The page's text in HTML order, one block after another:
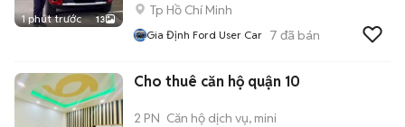
1 phút trước 13
Tp Hồ Chí Minh
Gia Định Ford User Car 7 đã bán
Cho thuê căn hộ quận 10
2 PN Căn hộ dịch vụ, mini